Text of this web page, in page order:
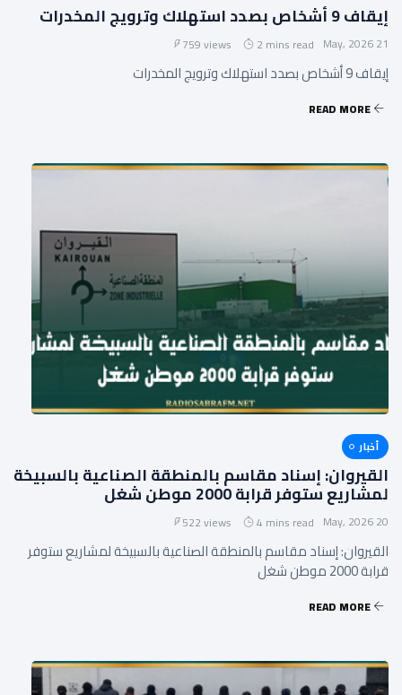
إيقاف 9 أشخاص بصدد استهلاك وترويج المخدرات
21 May, 2026
2 mins read
759 views
إيقاف 9 أشخاص بصدد استهلاك وترويج المخدرات
READ MORE
أخبار
القيروان: إسناد مقاسم بالمنطقة الصناعية بالسبيخة
لمشاريع ستوفر قرابة 2000 موطن شغل
20 May, 2026
4 mins read
522 views
القيروان: إسناد مقاسم بالمنطقة الصناعية بالسبيخة لمشاريع ستوفر
قرابة 2000 موطن شغل
READ MORE